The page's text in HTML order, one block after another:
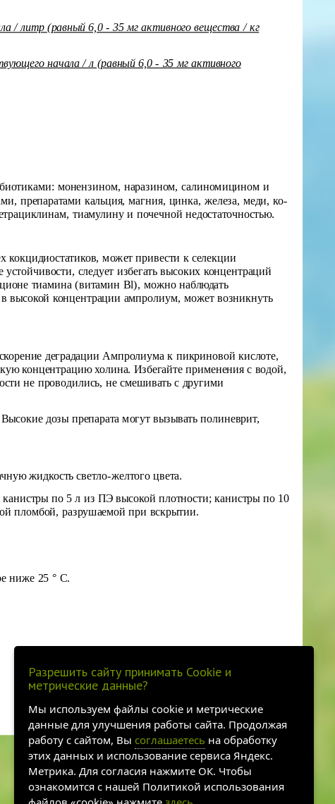
/ литр (равный 6,0 - 35 мг активного вещества / кг
начала / л (равный 6,0 - 35 мг активного
монензином, наразином, салиномицином и
препаратами кальция, магния, цинка, железа, меди, ко­
тиа­мулину и почечной недостаточностью.
кокцидиостатиков, может привести к селекции
следует избегать высоких концентраций
тиамина (витамин Bl), можно наблюдать
высокой концентрации ампролиум, может возникнуть
деградации Ампролиума к пикриновой кислоте,
концентрацию холина. Избегайте применения с водой,
не проводились, не смешивать с другими
Высокие дозы препарата могут вызывать полиневрит,
жидкость светло-желтого цвета.
по 5 л из ПЭ высокой плотности; канистры по 10
пломбой, разрушаемой при вскрытии.
ниже 25 ° C.
Разрешить сайту принимать Cookie и
метрические данные?
Мы используем файлы cookie и метрические
данные для улучшения работы сайта. Продолжая
работу с сайтом, Вы соглашаетесь на обработку
этих данных и использование сервиса Яндекс.
Метрика. Для согласия нажмите ОК. Чтобы
ознакомится с нашей Политикой использования